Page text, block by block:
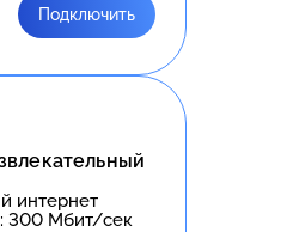
Подключить
интернет
300 Мбит/сек